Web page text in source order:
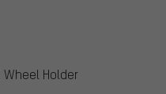
Holder